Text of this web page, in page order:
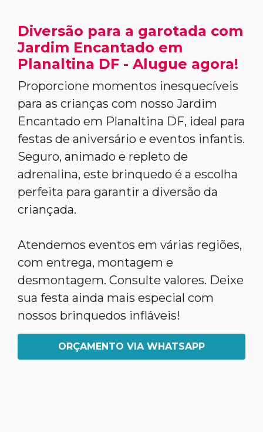
Diversão para a garotada com
Jardim Encantado em
Planaltina DF - Alugue agora!
Proporcione momentos inesquecíveis
para as crianças com nosso Jardim
Encantado em Planaltina DF, ideal para
festas de aniversário e eventos infantis.
Seguro, animado e repleto de
adrenalina, este brinquedo é a escolha
perfeita para garantir a diversão da
criançada.
Atendemos eventos em várias regiões,
com entrega, montagem e
desmontagem. Consulte valores. Deixe
sua festa ainda mais especial com
nossos brinquedos infláveis!
ORÇAMENTO VIA WHATSAPP